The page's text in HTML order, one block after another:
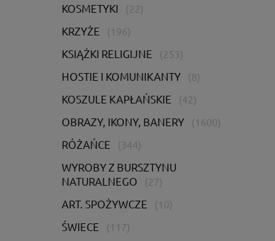
KOSMETYKI (22)
KRZYŻE (196)
KSIĄŻKI RELIGIJNE (253)
HOSTIE I KOMUNIKANTY (8)
KOSZULE KAPŁAŃSKIE (42)
OBRAZY, IKONY, BANERY (1600)
RÓŻAŃCE (344)
WYROBY Z BURSZTYNU
NATURALNEGO
(27)
ART. SPOŻYWCZE (10)
ŚWIECE (117)
Ornat zielony z bogatym haftem IHS -
2 725,00 zł
2 215,45 zł
DO KOSZYKA